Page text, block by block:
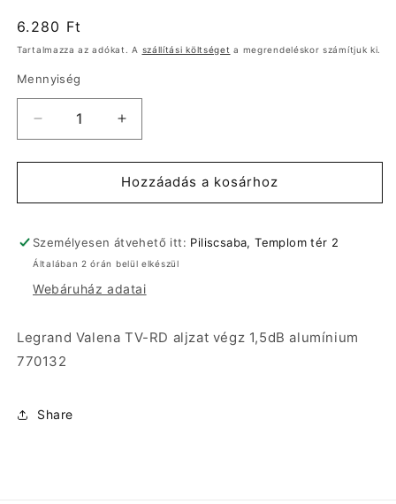
Normál
ár
6.280 Ft
Tartalmazza az adókat. A szállítási költséget a megrendeléskor számítjuk ki.
Mennyiség
Legrand
Valena
TV-
aljzat
1,5dB
alumínium
mennyiségének
Legrand
Valena
TV-
RD
aljzat
1,5dB
alumínium
mennyiségének
Hozzáadás a kosárhoz
Személyesen átvehető itt: Piliscsaba, Templom tér 2
Általában 2 órán belül elkészül
Webáruház adatai
Legrand Valena TV-RD aljzat végz 1,5dB alumínium
770132
Share